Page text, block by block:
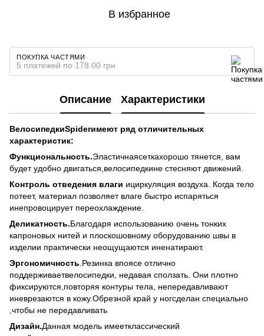
В избранное
ПОКУПКА ЧАСТЯМИ
5 платежей по 178.00 грн
Описание Характеристики
ВелосипедкиSpiderимеют ряд отличительных
характеристик:
Функциональность.Эластичнаясеткахорошо тянется, вам
будет удобно двигаться,велосипедкине стесняют движений.
Контроль отведения влаги ициркуляция воздуха. Когда тело
потеет, материал позволяет влаге быстро испаряться
инепровоцирует переохлаждение.
Деликатность.Благодаря использованию очень тонких
капроновых нитей и плоскошовному оборудованию швы в
изделии практически неощущаются иненатирают.
Эргономичность .Резинка впоясе отлично
поддерживаетвелосипедки, недавая сползать. Они плотно
фиксируются,повторяя контуры тела, непередавливают
иневрезаются в кожу.Обрезной край у ногсделан специально
,чтобы не передавливать
Дизайн.Данная модель имеетклассический